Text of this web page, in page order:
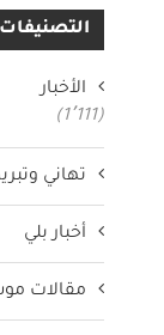
قد تعجبك
دعوة لحضور
أمر ملكي
والأمير
المكرمة
التصنيفات
الأخبار
(1٬111)
تهاني
أخبار بلي
مقالات